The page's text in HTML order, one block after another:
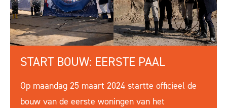
START BOUW: EERSTE PAAL
Op maandag 25 maart 2024 startte officieel de
bouw van de eerste woningen van het